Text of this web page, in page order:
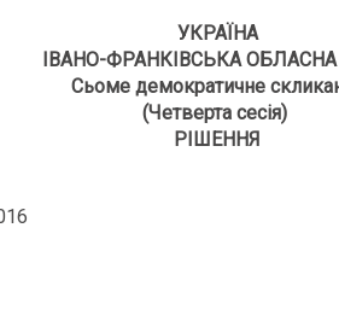
УКРАЇНА
ІВАНО-ФРАНКІВСЬКА
Сьоме демократичне
(Четверта сесія)
РІШЕННЯ